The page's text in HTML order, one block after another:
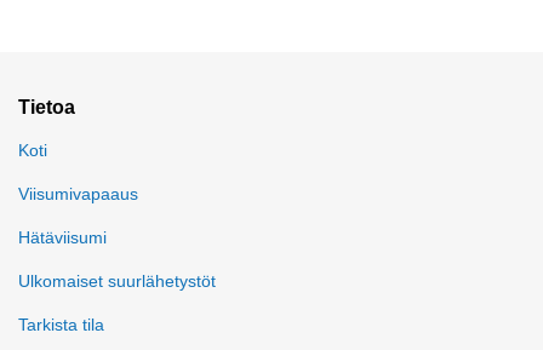
Tietoa
Koti
Viisumivapaaus
Hätäviisumi
Ulkomaiset suurlähetystöt
Tarkista tila